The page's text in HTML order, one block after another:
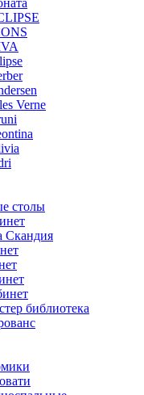
Verne
столы
Скандия
библиотека